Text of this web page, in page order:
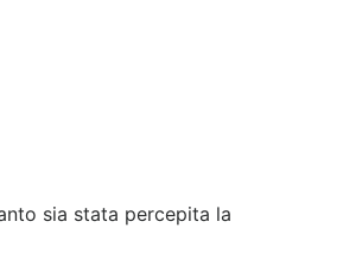
sia stata percepita la